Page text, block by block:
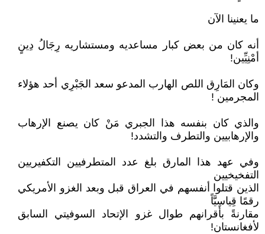
ما يعنينا الآن
أنه كان من بعض كبار مساعديه ومستشاريه رِجَالُ دِينٍ
أمْنِيِّين!
وكان المَارِق اللص الهارب المدعو سعد الجَبْرِي أحد هؤلاء
المجرمين !
والذي كان بنفسه هذا الجبري مَنْ كان يصنع الإرهاب
والإرهابيين والتطرف والتشدد!
وفي عهد هذا المارق بلغ عدد المتطرفيين التكفيريين
التفخيخيين
الذين قتلوا أنفسهم في العراق قبل وبعد الغزو الأمريكي
رقمًا قِياسِيَّاً
مقارنةً بأقرانهم طوال غزو الإتحاد السوفيتي السابق
لأفغانستان!